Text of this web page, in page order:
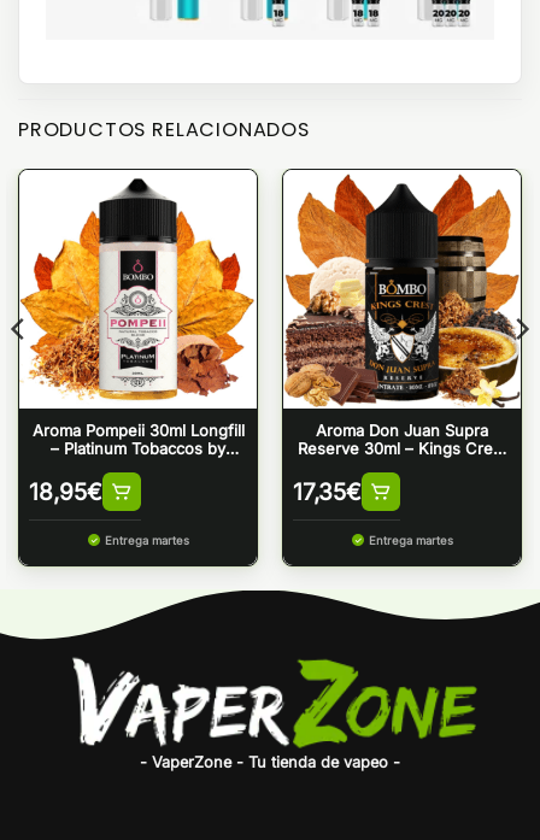
PRODUCTOS RELACIONADOS
Aroma Pompeii 30ml Longfill
– Platinum Tobaccos by
18,95€
Entrega martes
Aroma Don Juan Supra
Reserve 30ml – Kings Crest
17,35€
Entrega martes
- VaperZone - Tu tienda de vapeo -